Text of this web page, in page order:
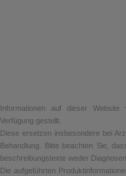
Informationen auf dieser
Verfügung gestellt.
Diese ersetzen insbesondere bei
Behandlung. Bitte beachten Sie,
beschreibungstexte weder
Die aufgeführten